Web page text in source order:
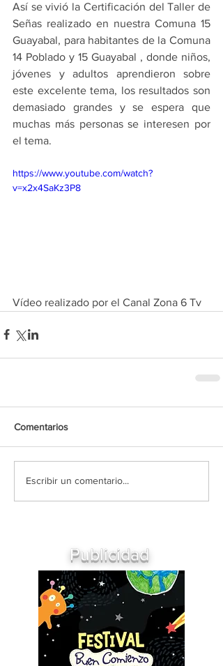
Así se vivió la Certificación del Taller de
Señas realizado en nuestra Comuna 15
Guayabal, para habitantes de la Comuna
14 Poblado y 15 Guayabal , donde niños,
jóvenes y adultos aprendieron sobre
este excelente tema, los resultados son
demasiado grandes y se espera que
muchas más personas se interesen por
el tema.
https://www.youtube.com/watch?
v=x2x4SaKz3P8
Vídeo realizado por el Canal Zona 6 Tv
Comentarios
Escribir un comentario...
Publicidad